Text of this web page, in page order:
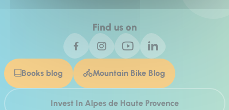
Find us on
Books blog Mountain Bike Blog
Invest In Alpes de Haute Provence